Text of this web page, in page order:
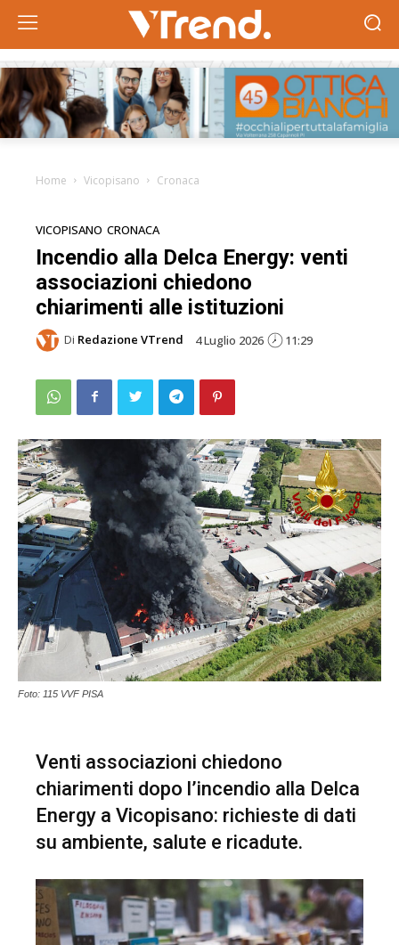
Home Vicopisano Cronaca
VICOPISANO CRONACA
Incendio alla Delca Energy: venti
associazioni chiedono
chiarimenti alle istituzioni
Di Redazione VTrend 4 Luglio 2026 11:29
Foto: 115 VVF PISA
Venti associazioni chiedono
chiarimenti dopo l’incendio alla Delca
Energy a Vicopisano: richieste di dati
su ambiente, salute e ricadute.